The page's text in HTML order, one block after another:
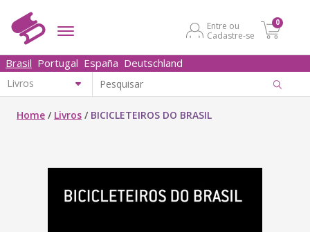
Entre ou
Cadastre-se
0
Brasil Portugal España Deutschland
Home / Livros / BICICLETEIROS DO BRASIL